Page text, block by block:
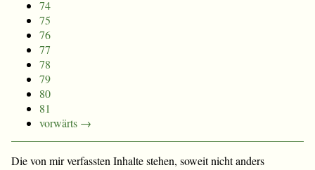
74
75
76
77
78
79
80
81
vorwärts →
Die von mir verfassten Inhalte stehen, soweit nicht anders